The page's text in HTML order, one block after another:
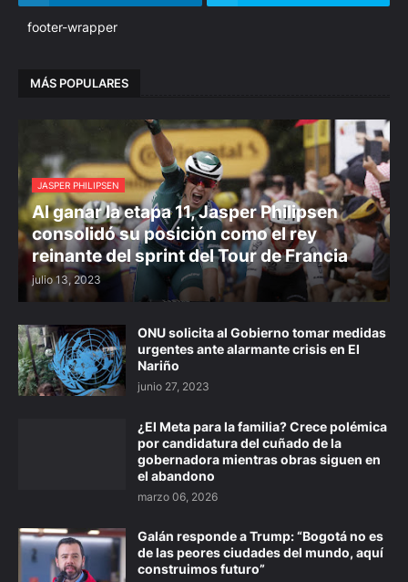
footer-wrapper
MÁS POPULARES
JASPER PHILIPSEN
Al ganar la etapa 11, Jasper Philipsen
consolidó su posición como el rey
reinante del sprint del Tour de Francia
julio 13, 2023
ONU solicita al Gobierno tomar medidas
urgentes ante alarmante crisis en El
Nariño
junio 27, 2023
¿El Meta para la familia? Crece polémica
por candidatura del cuñado de la
gobernadora mientras obras siguen en
el abandono
marzo 06, 2026
Galán responde a Trump: “Bogotá no es
de las peores ciudades del mundo, aquí
construimos futuro”